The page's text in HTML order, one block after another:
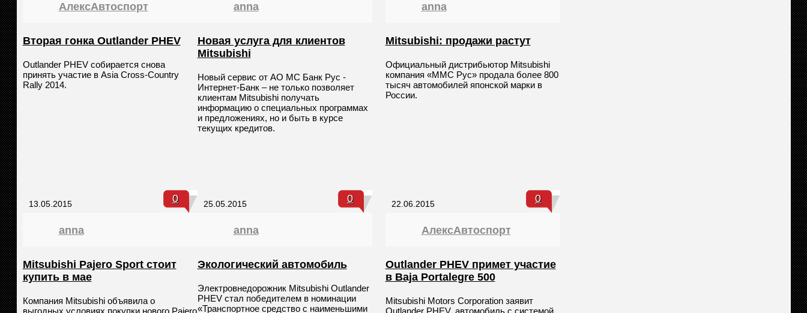
АлексАвтоспорт
Вторая гонка Outlander PHEV
Outlander PHEV собирается снова
принять участие в Asia Cross-Country
Rally 2014.
anna
Новая услуга для клиентов
Mitsubishi
Новый сервис от АО МС Банк Рус -
Интернет-Банк – не только позволяет
клиентам Mitsubishi получать
информацию о специальных программах
и предложениях, но и быть в курсе
текущих кредитов.
anna
Mitsubishi: продажи растут
Официальный дистрибьютор Mitsubishi
компания «ММС Рус» продала более 800
тысяч автомобилей японской марки в
России.
13.05.2015 0
anna
Mitsubishi Pajero Sport стоит
купить в мае
Компания Mitsubishi объявила о
выгодных условиях покупки нового Pajero
25.05.2015 0
anna
Экологический автомобиль
Электровнедорожник Mitsubishi Outlander
PHEV стал победителем в номинации
«Транспортное средство с наименьшими
22.06.2015 0
АлексАвтоспорт
Outlander PHEV примет участие
в Baja Portalegre 500
Mitsubishi Motors Corporation заявит
Outlander PHEV, автомобиль с системой